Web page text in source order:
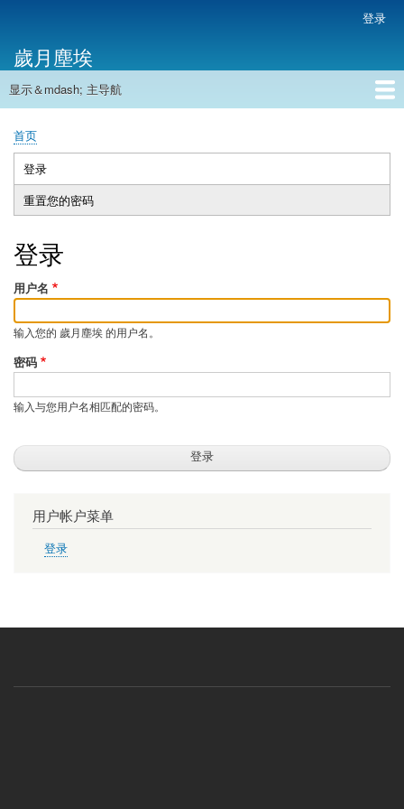
主
内
帐
户
菜
单
登录
歲月塵埃
主
航
显示＆mdash; 主导航
首页
面
包
屑
首页
主
标
登录
动
标
重置您的密码
登录
用户名
输入您的 歲月塵埃 的用户名。
密码
输入与您用户名相匹配的密码。
用户帐户菜单
登录